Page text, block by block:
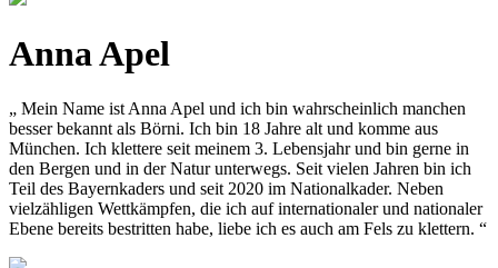
Anna Apel
„ Mein Name ist Anna Apel und ich bin wahrscheinlich manchen
besser bekannt als Börni. Ich bin 18 Jahre alt und komme aus
München. Ich klettere seit meinem 3. Lebensjahr und bin gerne in
den Bergen und in der Natur unterwegs. Seit vielen Jahren bin ich
Teil des Bayernkaders und seit 2020 im Nationalkader. Neben
vielzähligen Wettkämpfen, die ich auf internationaler und nationaler
Ebene bereits bestritten habe, liebe ich es auch am Fels zu klettern. “